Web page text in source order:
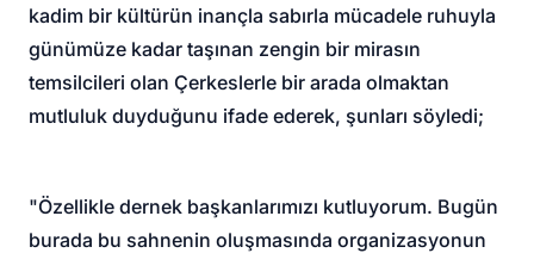
kadim bir kültürün inançla sabırla mücadele ruhuyla
günümüze kadar taşınan zengin bir mirasın
temsilcileri olan Çerkeslerle bir arada olmaktan
mutluluk duyduğunu ifade ederek, şunları söyledi;
"Özellikle dernek başkanlarımızı kutluyorum. Bugün
burada bu sahnenin oluşmasında organizasyonun